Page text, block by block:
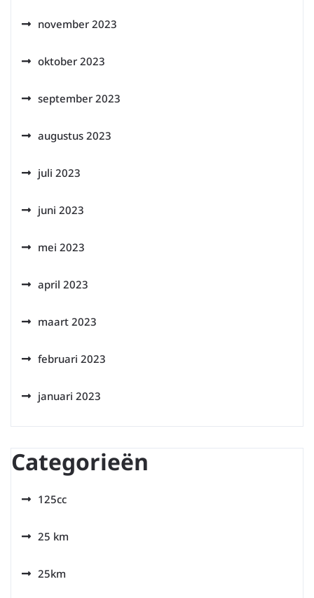
november 2023
oktober 2023
september 2023
augustus 2023
juli 2023
juni 2023
mei 2023
april 2023
maart 2023
februari 2023
januari 2023
Categorieën
125cc
25 km
25km